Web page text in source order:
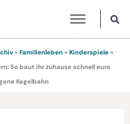
» Familienleben» Kinderspiele»
So baut ihr zuhause schnell eure
Kegelbahn